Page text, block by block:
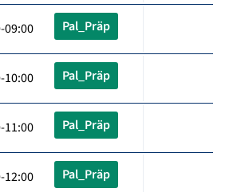
Pal_Präp
Pal_Präp
Pal_Präp
Pal_Präp